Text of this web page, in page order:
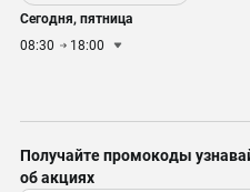
Сегодня, пятница
08:30
18:00
Получайте промокоды
об акциях